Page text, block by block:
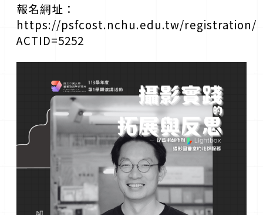
報名網址：
https://psfcost.nchu.edu.tw/registration/?
ACTID=5252